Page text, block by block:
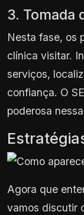
3. Tomada
Nesta fase, os
clínica visitar.
serviços,
confiança. O
poderosa
Agora que
vamos discutir